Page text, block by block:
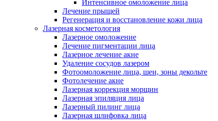
Интенсивное омоложение лица
Лечение прыщей
Регенерация и восстановление кожи лица
Лазерная косметология
Лазерное омоложение
Лечение пигментации лица
Лазерное лечение акне
Удаление сосудов лазером
Фотоомоложение лица, шеи, зоны декольте
Фотолечение акне
Лазерная коррекция морщин
Лазерная эпиляция лица
Лазерный пилинг лица
Лазерная шлифовка лица